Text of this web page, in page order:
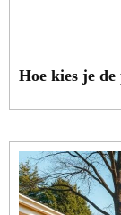
Hoe kies je